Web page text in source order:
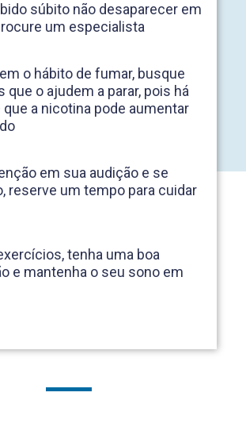
súbito não desaparecer em
um especialista
o hábito de fumar, busque
que o ajudem a parar, pois há
a nicotina pode aumentar
em sua audição e se
reserve um tempo para cuidar
tenha uma boa
e mantenha o seu sono em